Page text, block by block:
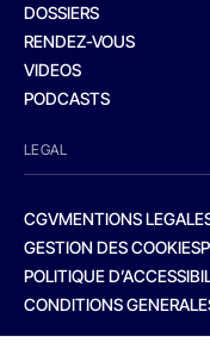
DOSSIERS
RENDEZ-VOUS
VIDEOS
PODCASTS
LEGAL
CGVMENTIONS
GESTION DES COOKIES
POLITIQUE
CONDITIONS